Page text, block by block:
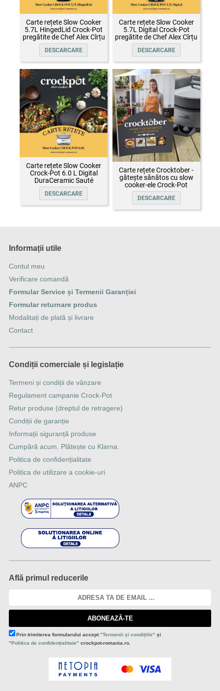
Carte rețete Slow Cooker
5.7L HingedLid Crock-Pot
pregătite de Chef Alex Cîrțu
DESCARCARE
Carte rețete Slow Cooker
5.7L Digital Crock-Pot
pregătite de Chef Alex Cîrțu
DESCARCARE
Carte rețete Slow Cooker
Crock-Pot 6.0 L Digital
DuraCeramic Sauté
DESCARCARE
Carte rețete Crocktober -
gătește sănătos cu slow
cooker-ele Crock-Pot
DESCARCARE
Informații utile
Contul meu
Verificare comandă
Formular Service și Termenii Garanției
Formular returnare produs
Modalitați de plată și livrare
Contact
Condiții comerciale și legislație
Termeni și condiții de vânzare
Regulament campanie Crock-Pot
Retur produse (dreptul de retragere)
Condiții de garanție
Informații siguranță produse
Cumpără acum. Plătește cu Klarna.
Politica de confidențialitate
Politica de utilizare a cookie-uri
ANPC
Află primul reducerile
ABONEAZĂ-TE
Prin trimiterea formularului accept"Termenii și condițiile" și
"Politica de confidențialitate" crockpot-romania.ro.